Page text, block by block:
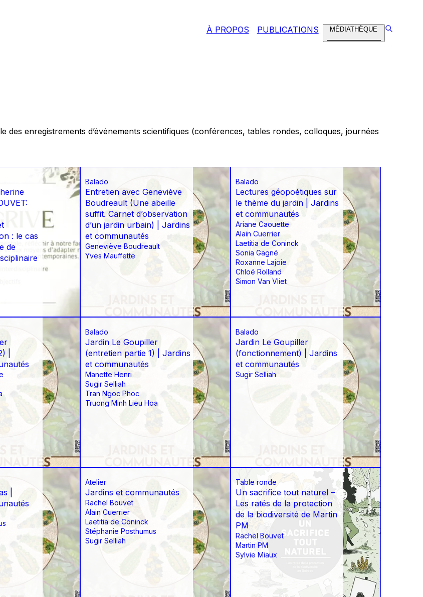
À PROPOS PUBLICATIONS MÉDIATHÈQUE
des enregistrements d’événements scientifiques (conférences, tables rondes, colloques, journées
: le cas
de
Balado
Entretien avec Geneviève
Boudreault (Une abeille
suffit. Carnet d’observation
d’un jardin urbain) | Jardins
et communautés
Geneviève Boudreault
Yves Mauffette
Balado
Lectures géopoétiques sur
le thème du jardin | Jardins
et communautés
Ariane Caouette
Alain Cuerrier
Laetitia de Coninck
Sonia Gagné
Roxanne Lajoie
Chloé Rolland
Simon Van Vliet
|
Balado
Jardin Le Goupiller
(entretien partie 1) | Jardins
et communautés
Manette Henri
Sugir Selliah
Tran Ngoc Phoc
Truong Minh Lieu Hoa
Balado
Jardin Le Goupiller
(fonctionnement) | Jardins
et communautés
Sugir Selliah
|
Atelier
Jardins et communautés
Rachel Bouvet
Alain Cuerrier
Laetitia de Coninck
Stéphanie Posthumus
Sugir Selliah
Table ronde
Un sacrifice tout naturel –
Les ratés de la protection
de la biodiversité de Martin
PM
Rachel Bouvet
Martin PM
Sylvie Miaux